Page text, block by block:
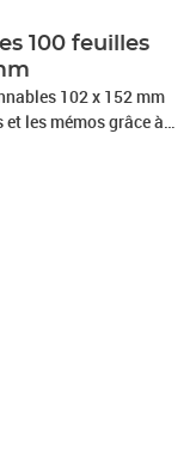
100 feuilles
102 x 152 mm
les mémos grâce à
d'écriture plus